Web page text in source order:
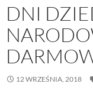
DNI
12 WRZEŚNIA, 2018